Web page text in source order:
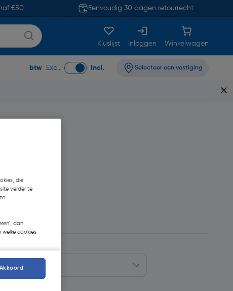
€50 Eenvoudig 30 dagen retourrecht
Kluslijst Inloggen Winkelwagen
btw Excl. Incl. Selecteer een vestiging
die
verder te
dan
welke cookies
Akkoord